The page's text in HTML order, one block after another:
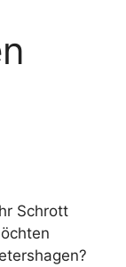
Schrott